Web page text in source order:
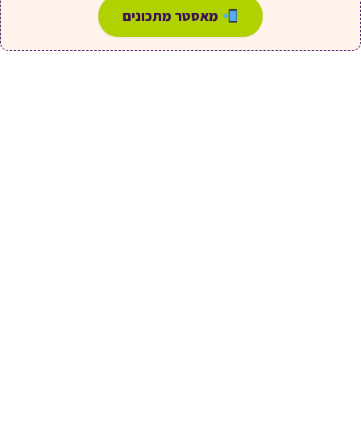
מאסטר מתכונים